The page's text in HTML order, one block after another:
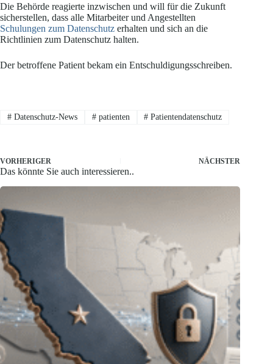
Die Behörde reagierte inzwischen und will für die Zukunft
sicherstellen, dass alle Mitarbeiter und Angestellten
Schulungen zum Datenschutz erhalten und sich an die
Richtlinien zum Datenschutz halten.
Der betroffene Patient bekam ein Entschuldigungsschreiben.
#Datenschutz-News #patienten # Patientendatenschutz
VORHERIGER NÄCHSTER
Das könnte Sie auch interessieren..